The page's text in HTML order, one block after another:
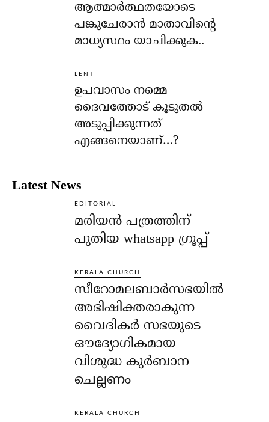
ആത്മാര്‍ത്ഥതയോടെ
പങ്കുചേരാന്‍ മാതാവിന്റെ
മാധ്യസ്ഥം യാചിക്കുക..
LENT
ഉപവാസം നമ്മെ
ദൈവത്തോട് കൂടുതല്‍
അടുപ്പിക്കുന്നത്
എങ്ങനെയാണ്…?
Latest News
EDITORIAL
മരിയൻ പത്രത്തിന്
പുതിയ whatsapp ഗ്രൂപ്പ്
KERALA CHURCH
സീറോമലബാർസഭയിൽ
അഭിഷിക്തരാകുന്ന
വൈദികർ സഭയുടെ
ഔദ്യോഗികമായ
വിശുദ്ധ കുർബാന
ചെല്ലണം
KERALA CHURCH